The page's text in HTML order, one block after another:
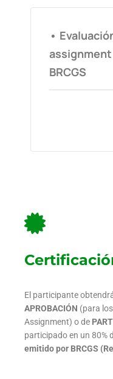
•
BRCGS
El participante
APROBACIÓN (para
Assignment) o de
participado en un 80%
emitido por BRCGS